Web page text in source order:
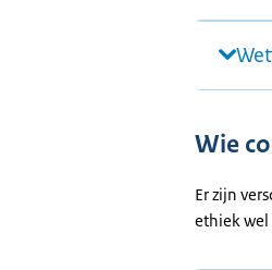
Wie
Er zijn
ethiek